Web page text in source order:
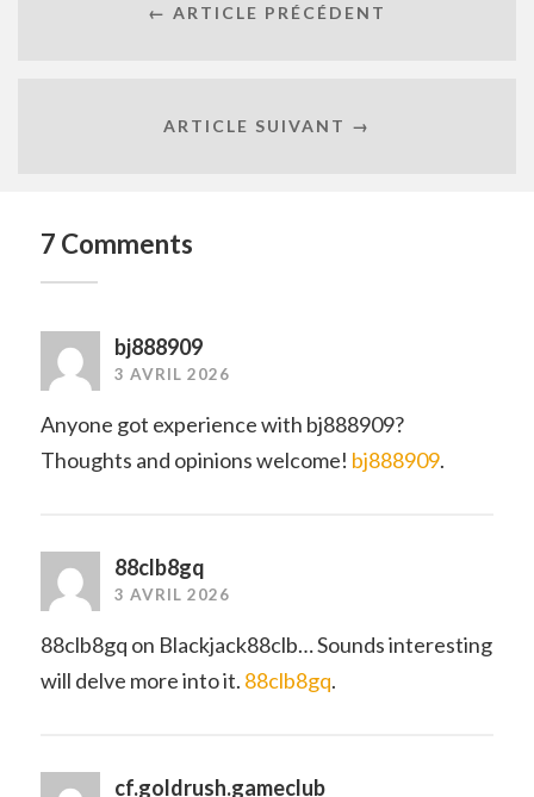
← ARTICLE PRÉCÉDENT
ARTICLE SUIVANT →
7 Comments
bj888909
3 AVRIL 2026
Anyone got experience with bj888909?
Thoughts and opinions welcome! bj888909.
88clb8gq
3 AVRIL 2026
88clb8gq on Blackjack88clb… Sounds interesting
will delve more into it. 88clb8gq.
cf.goldrush.gameclub